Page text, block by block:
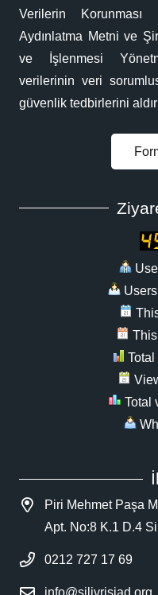
Verilerin Korunması
Aydınlatma Metni ve
ve İşlenmesi
verilerinin veri
güvenlik tedbirlerini
Total
Piri Mehmet Paşa
Apt. No:8 K.1 D.4
0212 727 17 69
info@silivrisiad.org